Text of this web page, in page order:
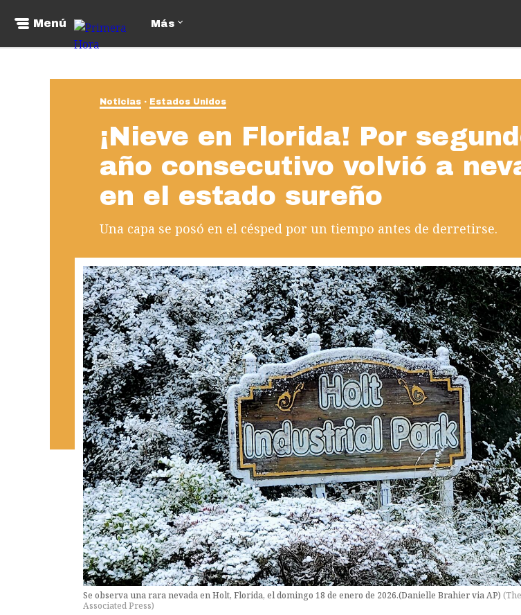
Menú Más
Noticias Estados Unidos
¡Nieve en Florida! Por
año consecutivo volvió a
en el estado sureño
Una capa se posó en el césped por un tiempo antes de derretirse.
Se observa una rara nevada en Holt, Florida, el domingo 18 de enero de 2026.(Danielle Brahier via AP) (The
Associated Press)